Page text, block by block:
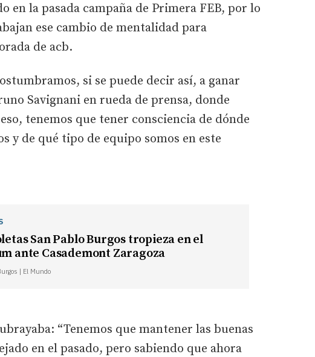
en la pasada campaña de Primera FEB, por lo
ese cambio de mentalidad para
de acb.
si se puede decir así, a ganar
Savignani en rueda de prensa, donde
tenemos que tener consciencia de dónde
y de qué tipo de equipo somos en este
San Pablo Burgos tropieza en el
ante Casademont Zaragoza
| El Mundo
“Tenemos que mantener las buenas
en el pasado, pero sabiendo que ahora